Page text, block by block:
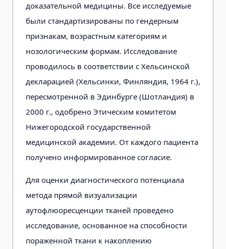
доказательной медицины. Все исследуемые
были стандартизированы по гендерным
признакам, возрастным категориям и
нозологическим формам. Исследование
проводилось в соответствии с Хельсинской
декларацией (Хельсинки, Финляндия, 1964 г.),
пересмотренной в Эдинбурге (Шотландия) в
2000 г., одобрено Этическим комитетом
Нижегородской государственной
медицинской академии. От каждого пациента
получено информированное согласие.
Для оценки диагностического потенциала
метода прямой визуализации
аутофлюоресценции тканей проведено
исследование, основанное на способности
пораженной ткани к накоплению